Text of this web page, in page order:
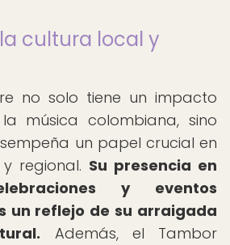
cultura local y
no solo tiene un impacto
música colombiana, sino
un papel crucial en
regional. Su presencia en
y eventos
un reflejo de su arraigada
Además, el Tambor